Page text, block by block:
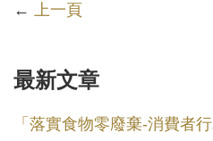
← 上一頁
最新文章
「落實食物零廢棄-消費者